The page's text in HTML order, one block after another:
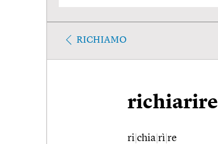
RICHIAMO
richiarire
ri chia rì re